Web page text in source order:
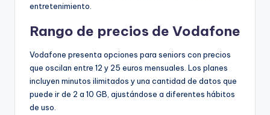
entretenimiento.
Rango de precios de Vodafone
Vodafone presenta opciones para seniors con precios
que oscilan entre 12 y 25 euros mensuales. Los planes
incluyen minutos ilimitados y una cantidad de datos que
puede ir de 2 a 10 GB, ajustándose a diferentes hábitos
de uso.